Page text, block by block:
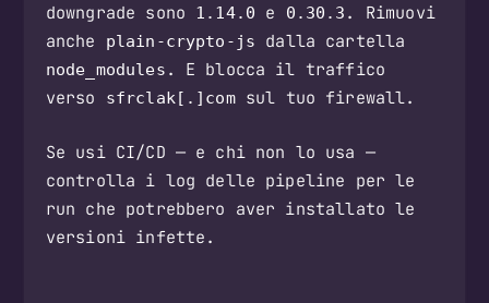
downgrade sono
1.14.0 e 0.30.3 . Rimuovi
anche
plain-crypto-js dalla cartella
node_modules . E blocca il traffico
verso
sfrclak[.]comsul tuo firewall.
Se usi CI/CD — e chi non lo usa —
controlla i log delle pipeline per le
run che potrebbero aver installato le
versioni infette.